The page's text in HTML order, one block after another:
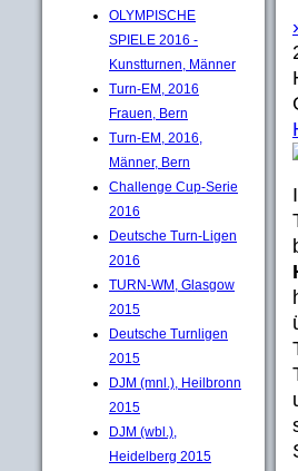
OLYMPISCHE
SPIELE 2016 -
Kunstturnen, Männer
Turn-EM, 2016
Frauen, Bern
Turn-EM, 2016,
Männer, Bern
Challenge Cup-Serie
2016
Deutsche Turn-Ligen
2016
TURN-WM, Glasgow
2015
Deutsche Turnligen
2015
DJM (mnl.), Heilbronn
2015
DJM (wbl.),
Heidelberg 2015